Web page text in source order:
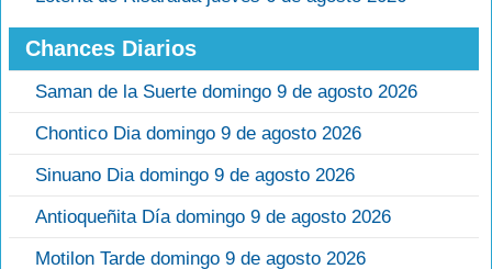
Chances Diarios
Saman de la Suerte domingo 9 de agosto 2026
Chontico Dia domingo 9 de agosto 2026
Sinuano Dia domingo 9 de agosto 2026
Antioqueñita Día domingo 9 de agosto 2026
Motilon Tarde domingo 9 de agosto 2026